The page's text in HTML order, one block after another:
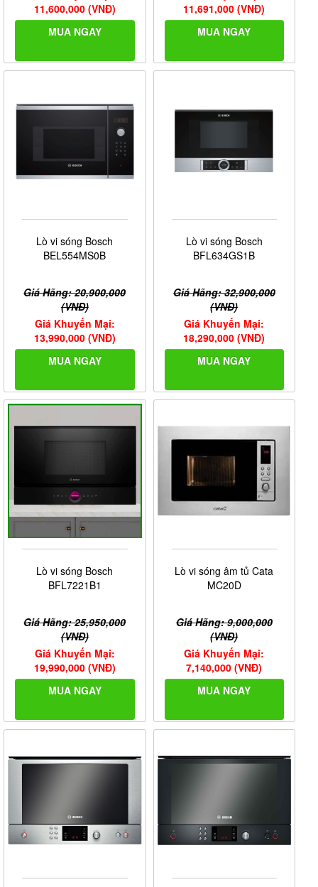
11,600,000 (VNĐ)
MUA NGAY
11,691,000 (VNĐ)
MUA NGAY
Lò vi sóng Bosch
BEL554MS0B
Giá Hãng: 20,900,000
(VNĐ)
Giá Khuyến Mại:
13,990,000 (VNĐ)
MUA NGAY
Lò vi sóng Bosch
BFL634GS1B
Giá Hãng: 32,900,000
(VNĐ)
Giá Khuyến Mại:
18,290,000 (VNĐ)
MUA NGAY
Lò vi sóng Bosch
BFL7221B1
Giá Hãng: 25,950,000
(VNĐ)
Giá Khuyến Mại:
19,990,000 (VNĐ)
MUA NGAY
Lò vi sóng âm tủ Cata
MC20D
Giá Hãng: 9,000,000
(VNĐ)
Giá Khuyến Mại:
7,140,000 (VNĐ)
MUA NGAY